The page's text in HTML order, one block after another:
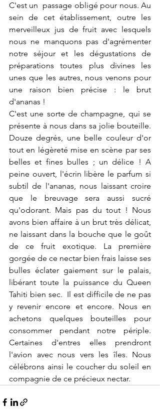
C'est un  passage obligé pour nous. Au
sein de cet établissement, outre les
merveilleux jus de fruit avec lesquels
nous ne manquons pas d'agrémenter
notre séjour et les dégustations de
préparations toutes plus divines les
unes que les autres, nous venons pour
une raison bien précise : le brut
d'ananas !
C'est une sorte de champagne, qui se
présente à nous dans sa jolie bouteille.
Douze degrés, une belle couleur d'or
tout en légèreté mise en scène par ses
belles et fines bulles ; un délice ! A
peine ouvert, l'écrin libère le parfum si
subtil de l'ananas, nous laissant croire
que le breuvage sera aussi sucré
qu'odorant. Mais pas du tout ! Nous
avons bien affaire à un brut très délicat,
ne laissant dans la bouche que le goût
de ce fruit exotique. La première
gorgée de ce nectar bien frais laisse ses
bulles éclater gaiement sur le palais,
libérant toute la puissance du Queen
Tahiti bien sec.  Il est difficile de ne pas
y revenir encore et encore. Nous en
achetons quelques bouteilles pour
consommer pendant notre périple.
Certaines d'entres elles prendront
l'avion avec nous vers les îles. Nous
célébrons ainsi le coucher du soleil en
compagnie de ce précieux nectar.